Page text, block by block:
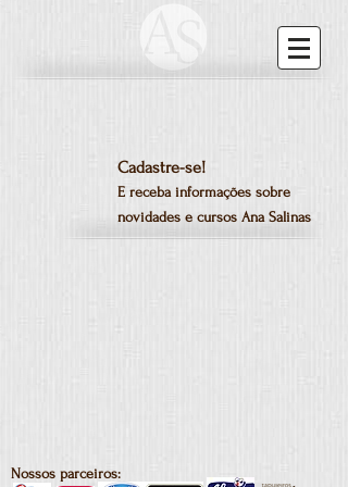
Cadastre-se!
E receba informações sobre
novidades e cursos Ana Salinas
Nossos parceiros: